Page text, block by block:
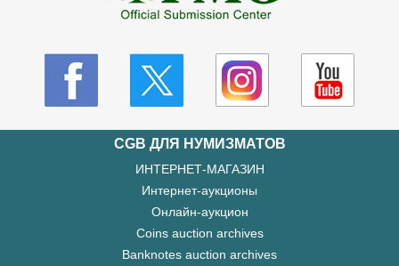
CGB ДЛЯ НУМИЗМАТОВ
ИНТЕРНЕТ-МАГАЗИН
Интернет-аукционы
Онлайн-аукцион
Coins auction archives
Banknotes auction archives